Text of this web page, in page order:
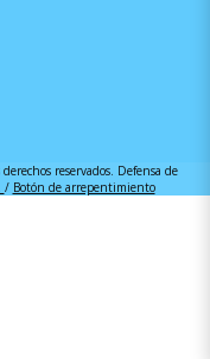
reservados. Defensa de
/ Botón de arrepentimiento